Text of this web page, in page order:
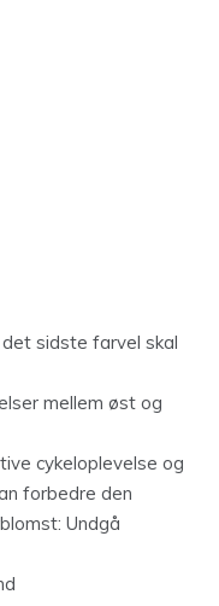
sidste farvel skal
mellem øst og
cykeloplevelse og
forbedre den
Undgå